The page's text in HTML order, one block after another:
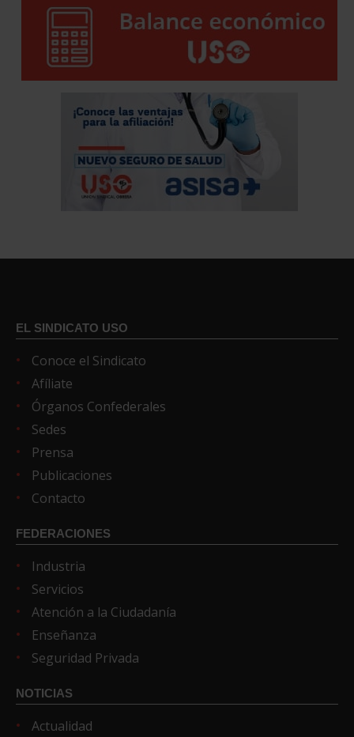
EL SINDICATO USO
Conoce el Sindicato
Afíliate
Órganos Confederales
Sedes
Prensa
Publicaciones
Contacto
FEDERACIONES
Industria
Servicios
Atención a la Ciudadanía
Enseñanza
Seguridad Privada
NOTICIAS
Actualidad